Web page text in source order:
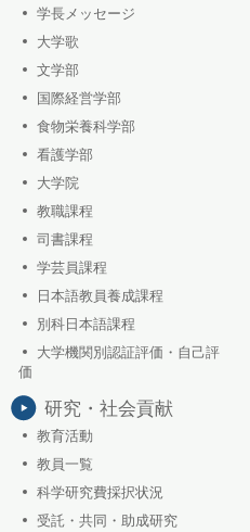
学長メッセージ
大学歌
文学部
国際経営学部
食物栄養科学部
看護学部
大学院
教職課程
司書課程
学芸員課程
日本語教員養成課程
別科日本語課程
大学機関別認証評価・自己評
価
研究・社会貢献
教育活動
教員一覧
科学研究費採択状況
受託・共同・助成研究